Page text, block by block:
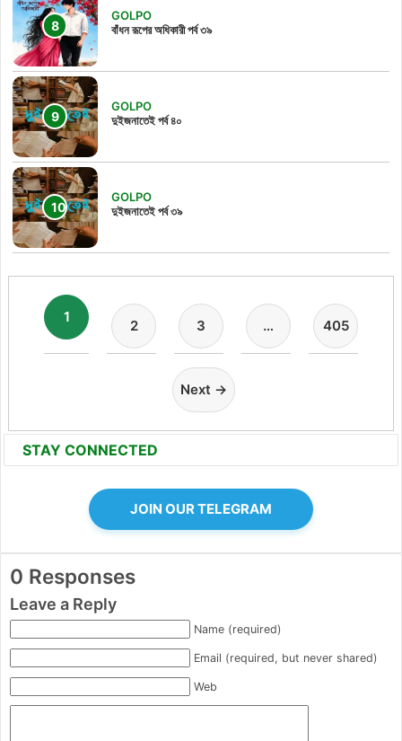
GOLPO
বাঁধন রূপের অধিকারী পর্ব ৩৯
GOLPO
দুইজনাতেই পর্ব ৪০
GOLPO
দুইজনাতেই পর্ব ৩৯
1
2 3 … 405
Next →
STAY CONNECTED
JOIN OUR TELEGRAM
0 Responses
Leave a Reply
Name (required)
Email (required, but never shared)
Web